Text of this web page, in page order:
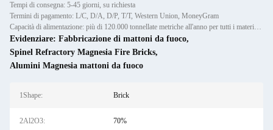
Tempi di consegna: 5-45 giorni, su richiesta
Termini di pagamento: L/C, D/A, D/P, T/T, Western Union, MoneyGram
Capacità di alimentazione: più di 120.000 tonnellate metriche all'anno per tutti i materiali refrattari: casse, prefabbricazion
Evidenziare: Fabbricazione di mattoni da fuoco,
Spinel Refractory Magnesia Fire Bricks,
Alumini Magnesia mattoni da fuoco
1Shape: Brick
2Al2O3: 70%